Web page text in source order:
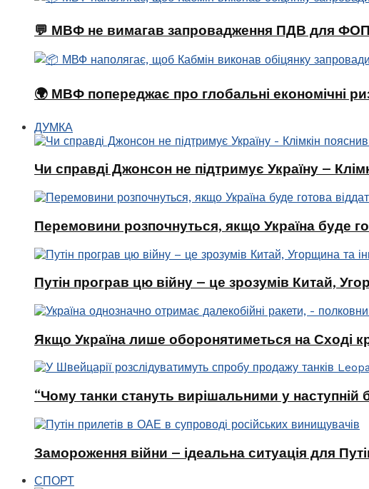
💬 МВФ не вимагав запровадження ПДВ для ФОП
🌍 МВФ попереджає про глобальні економічні
ДУМКА
Чи справді Джонсон не підтримує Україну –
Перемовини розпочнуться, якщо Україна буде
Путін програв цю війну – це зрозумів Китай,
Якщо Україна лише оборонятиметься на Сході
“Чому танки стануть вирішальними у наступній
Замороження війни – ідеальна ситуація для
СПОРТ